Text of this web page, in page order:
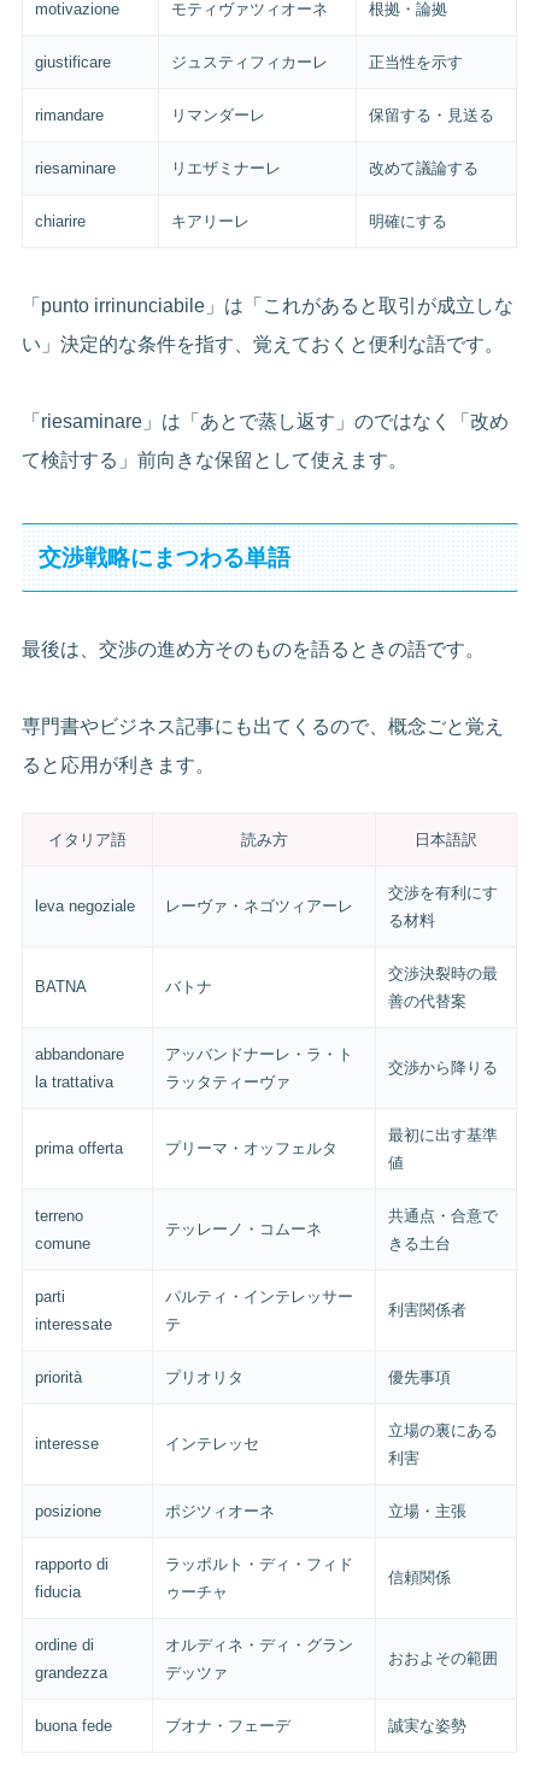
motivazione モティヴァツィオーネ 根拠・論拠
giustificare ジュスティフィカーレ 正当性を示す
rimandare リマンダーレ 保留する・見送る
riesaminare リエザミナーレ 改めて議論する
chiarire キアリーレ 明確にする
「punto irrinunciabile」は「これがあると取引が成立しな
い」決定的な条件を指す、覚えておくと便利な語です。
「riesaminare」は「あとで蒸し返す」のではなく「改め
て検討する」前向きな保留として使えます。
交渉戦略にまつわる単語
最後は、交渉の進め方そのものを語るときの語です。
専門書やビジネス記事にも出てくるので、概念ごと覚え
ると応用が利きます。
イタリア語 読み方 日本語訳
leva negoziale レーヴァ・ネゴツィアーレ
交渉を有利にす
る材料
BATNA バトナ
交渉決裂時の最
善の代替案
abbandonare
la trattativa
アッバンドナーレ・ラ・ト
ラッタティーヴァ
交渉から降りる
prima offerta プリーマ・オッフェルタ
最初に出す基準
値
terreno
comune
テッレーノ・コムーネ
共通点・合意で
きる土台
parti
interessate
パルティ・インテレッサー
テ
利害関係者
priorità プリオリタ 優先事項
interesse インテレッセ
立場の裏にある
利害
posizione ポジツィオーネ 立場・主張
rapporto di
fiducia
ラッポルト・ディ・フィド
ゥーチャ
信頼関係
ordine di
grandezza
オルディネ・ディ・グラン
デッツァ
おおよその範囲
buona fede ブオナ・フェーデ 誠実な姿勢